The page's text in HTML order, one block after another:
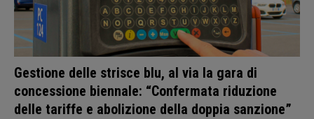
Gestione delle strisce blu, al via la gara di
concessione biennale: “Confermata riduzione
delle tariffe e abolizione della doppia sanzione”